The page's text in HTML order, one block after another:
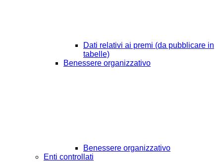
Dati relativi ai premi (da pubblicare in
tabelle)
Benessere organizzativo
Benessere organizzativo
Enti controllati